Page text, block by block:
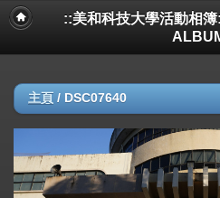
::美和科技大學活動相
主頁 / DSC07640